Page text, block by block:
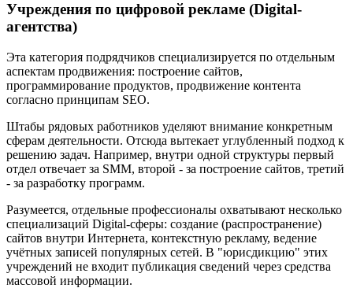
Учреждения по цифровой рекламе (Digital-
агентства)
Эта категория подрядчиков специализируется по отдельным
аспектам продвижения: построение сайтов,
программирование продуктов, продвижение контента
согласно принципам SEO.
Штабы рядовых работников уделяют внимание конкретным
сферам деятельности. Отсюда вытекает углубленный подход к
решению задач. Например, внутри одной структуры первый
отдел отвечает за SMM, второй - за построение сайтов, третий
- за разработку программ.
Разумеется, отдельные профессионалы охватывают несколько
специализаций Digital-сферы: создание (распространение)
сайтов внутри Интернета, контекстную рекламу, ведение
учётных записей популярных сетей. В "юрисдикцию" этих
учреждений не входит публикация сведений через средства
массовой информации.